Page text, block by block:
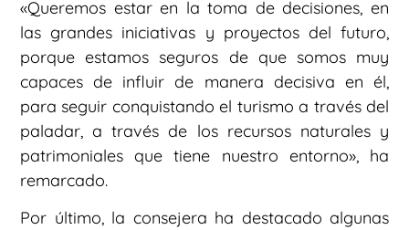
«Queremos estar en la toma de decisiones, en
las grandes iniciativas y proyectos del futuro,
porque estamos seguros de que somos muy
capaces de influir de manera decisiva en él,
para seguir conquistando el turismo a través del
paladar, a través de los recursos naturales y
patrimoniales que tiene nuestro entorno», ha
remarcado.
Por último, la consejera ha destacado algunas